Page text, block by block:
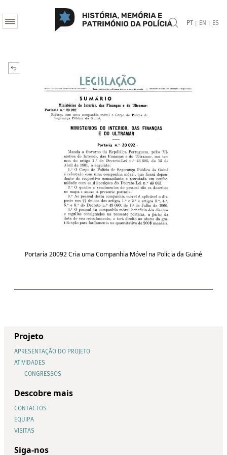
PT | EN | ES
Legislação
Portaria 20092 Cria uma Companhia Móvel na Polícia da Guiné
Projeto
APRESENTAÇÃO DO PROJETO
ATIVIDADES
CONGRESSOS
Descobre mais
CONTACTOS
EQUIPA
VISITAS
Siga-nos